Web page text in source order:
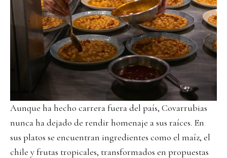
Aunque ha hecho carrera fuera del país, Covarrubias
nunca ha dejado de rendir homenaje a sus raíces. En
sus platos se encuentran ingredientes como el maíz, el
chile y frutas tropicales, transformados en propuestas